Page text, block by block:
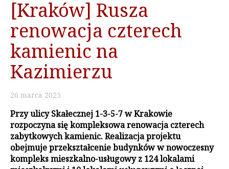
[Kraków] Rusza
renowacja czterech
kamienic na
Kazimierzu
26 marca 2025
Przy ulicy Skałecznej 1-3-5-7 w Krakowie
rozpoczyna się kompleksowa renowacja czterech
zabytkowych kamienic. Realizacja projektu
obejmuje przekształcenie budynków w nowoczesny
kompleks mieszkalno-usługowy z 124 lokalami